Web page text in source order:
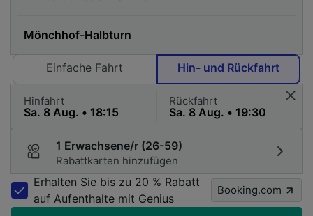
Einfache Fahrt Hin- und Rückfahrt
Hinfahrt Rückfahrt
1 Erwachsene/r (26-59)
Rabattkarten hinzufügen
Erhalten Sie bis zu 20 % Rabatt
auf Aufenthalte mit Genius
Booking.com